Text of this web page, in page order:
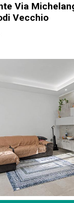
Via
Vecchio